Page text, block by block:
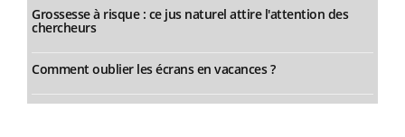
Grossesse à risque : ce jus naturel attire l'attention des
chercheurs
Comment oublier les écrans en vacances ?